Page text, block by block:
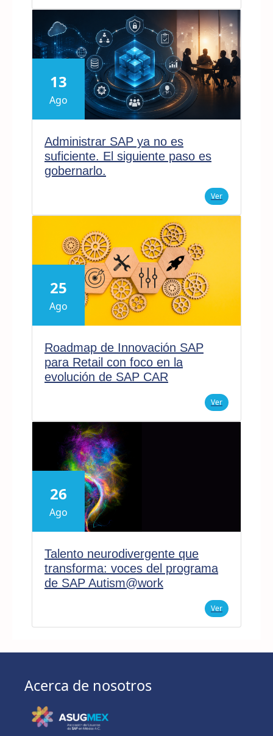
13
Ago
Administrar SAP ya no es
suficiente. El siguiente paso es
gobernarlo.
Ver
25
Ago
Roadmap de Innovación SAP
para Retail con foco en la
evolución de SAP CAR
Ver
26
Ago
Talento neurodivergente que
transforma: voces del programa
de SAP Autism@work
Ver
Acerca de nosotros